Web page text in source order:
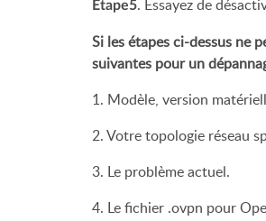
Étape5. Essayez de
Si les étapes ci-dessus ne
suivantes pour un
1. Modèle, version
2. Votre topologie réseau
3. Le problème actuel.
4. Le fichier .ovpn pour